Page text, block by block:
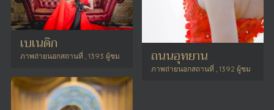
ถนนอุทยาน
ภาพถ่ายนอกสถานที่ , 1392 ผู้ชม
เบเนดิก
ภาพถ่ายนอกสถานที่ , 1393 ผู้ชม